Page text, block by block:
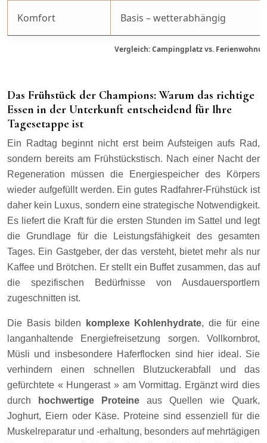
Vergleich: Campingplatz vs.
Komfort Basis – wetterabhängig
Das Frühstück der Champions: Warum das richtige
Essen in der Unterkunft entscheidend für Ihre
Tagesetappe ist
Ein Radtag beginnt nicht erst beim Aufsteigen aufs Rad,
sondern bereits am Frühstückstisch. Nach einer Nacht der
Regeneration müssen die Energiespeicher des Körpers
wieder aufgefüllt werden. Ein gutes Radfahrer-Frühstück ist
daher kein Luxus, sondern eine strategische Notwendigkeit.
Es liefert die Kraft für die ersten Stunden im Sattel und legt
die Grundlage für die Leistungsfähigkeit des gesamten
Tages. Ein Gastgeber, der das versteht, bietet mehr als nur
Kaffee und Brötchen. Er stellt ein Buffet zusammen, das auf
die spezifischen Bedürfnisse von Ausdauersportlern
zugeschnitten ist.
Die Basis bilden komplexe Kohlenhydrate, die für eine
langanhaltende Energiefreisetzung sorgen. Vollkornbrot,
Müsli und insbesondere Haferflocken sind hier ideal. Sie
verhindern einen schnellen Blutzuckerabfall und das
gefürchtete « Hungerast » am Vormittag. Ergänzt wird dies
durch
hochwertige Proteine aus Quellen wie Quark,
Joghurt, Eiern oder Käse. Proteine sind essenziell für die
Muskelreparatur und -erhaltung, besonders auf mehrtägigen